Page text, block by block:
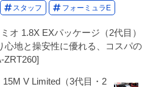
スタッフ フォーミュラE
オ 1.8X EXパッケージ（2代目）
心地と操安性に優れる、コスパの
ZRT260]
V Limited（3代目・2